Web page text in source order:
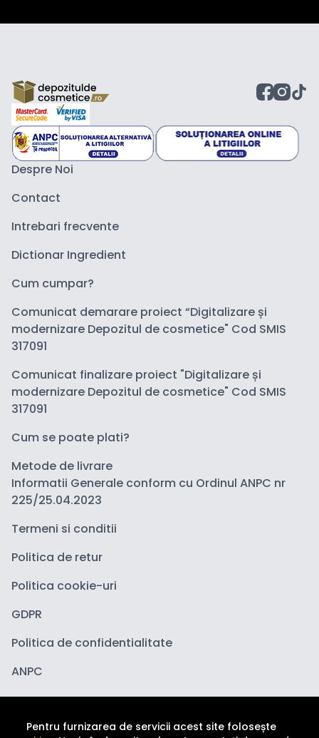
Despre Noi
Contact
Intrebari frecvente
Dictionar Ingredient
Cum cumpar?
Comunicat demarare proiect “Digitalizare și
modernizare Depozitul de cosmetice" Cod SMIS
317091
Comunicat finalizare proiect "Digitalizare și
modernizare Depozitul de cosmetice" Cod SMIS
317091
Cum se poate plati?
Metode de livrare
Informatii Generale conform cu Ordinul ANPC nr
225/25.04.2023
Termeni si conditii
Politica de retur
Politica cookie-uri
GDPR
Politica de confidentialitate
ANPC
Pentru furnizarea de servicii acest site folosește